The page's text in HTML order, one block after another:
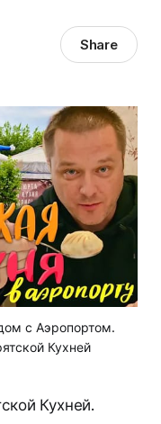
Share
с Аэропортом.
Кухней
Кухней.